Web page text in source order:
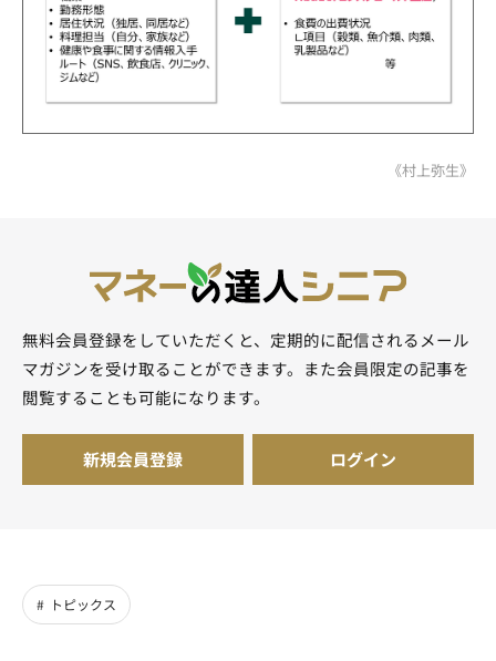
《村上弥生》
無料会員登録をしていただくと、定期的に配信されるメール
マガジンを受け取ることができます。また会員限定の記事を
閲覧することも可能になります。
新規会員登録 ログイン
トピックス